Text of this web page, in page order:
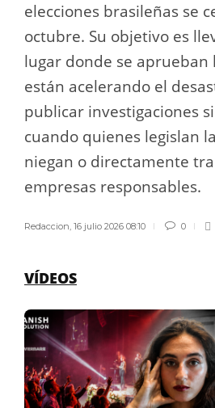
elecciones brasileñas se
octubre. Su objetivo es
lugar donde se aprueban
están acelerando el
publicar investigaciones
cuando quienes legislan
niegan o directamente
empresas responsables.
Redaccion, 16 julio 2026 08:10 0
VÍDEOS